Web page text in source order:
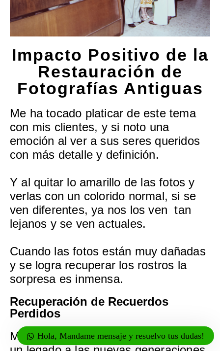
Impacto Positivo de la
Restauración de
Fotografías Antiguas
Me ha tocado platicar de este tema
con mis clientes, y si noto una
emoción al ver a sus seres queridos
con más detalle y definición.
Y al quitar lo amarillo de las fotos y
verlas con un colorido normal, si se
ven diferentes, ya nos los ven tan
lejanos y se ven actuales.
Cuando las fotos están muy dañadas
y se logra recuperar los rostros la
sorpresa es inmensa.
Recuperación de Recuerdos
Perdidos
Muchos de mis clientes quieren dejar
Hola, Mandame mensaje y resuelvo tus dudas!